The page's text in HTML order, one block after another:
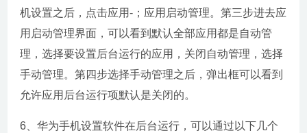
机设置之后，点击应用-；应用启动管理。第三步进去应
用启动管理界面，可以看到默认全部应用都是自动管
理，选择要设置后台运行的应用，关闭自动管理，选择
手动管理。第四步选择手动管理之后，弹出框可以看到
允许应用后台运行项默认是关闭的。
6、华为手机设置软件在后台运行，可以通过以下几个